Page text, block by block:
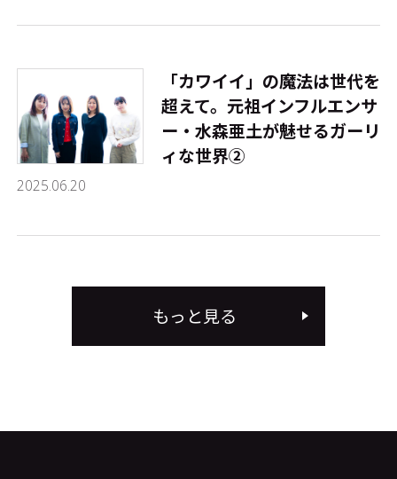
2025.06.20
「カワイイ」の魔法は世代を
超えて。元祖インフルエンサ
ー・水森亜土が魅せるガーリ
ィな世界②
もっと見る